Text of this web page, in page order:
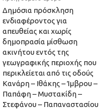
Δημόσια πρόσκληση
ενδιαφέροντος για
απευθείας και χωρίς
δημοπρασία μίσθωση
ακινήτου εντός της
γεωγραφικής περιοχής που
περικλείεται από τις οδούς
Κανάρη – Ιθάκης – Ίμβρου –
Παπάφη – Μυστακίδη –
Στεφάνου – Παπαναστασίου